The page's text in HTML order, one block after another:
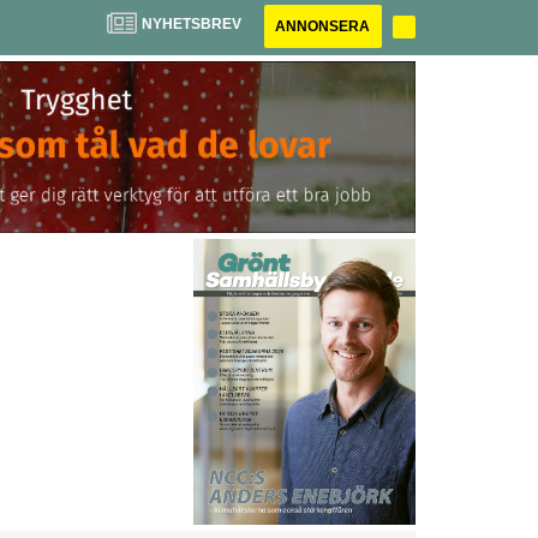
NYHETSBREV ANNONSERA